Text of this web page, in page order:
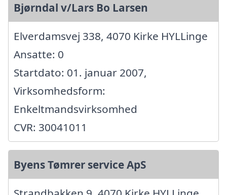
Bjørndal v/Lars Bo Larsen
Elverdamsvej 338, 4070 Kirke HYLLinge
Ansatte: 0
Startdato: 01. januar 2007,
Virksomhedsform:
Enkeltmandsvirksomhed
CVR: 30041011
Byens Tømrer service ApS